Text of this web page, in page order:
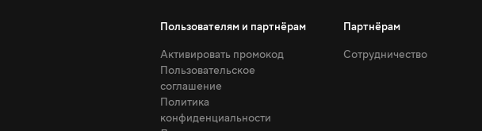
Пользователям и партнёрам
Активировать промокод
Пользовательское
соглашение
Политика
конфиденциальности
Партнёрам
Сотрудничество